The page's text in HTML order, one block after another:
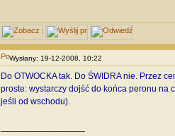
Wysłany: 19-12-2008, 10:22
Do OTWOCKA tak. Do ŚWIDRA nie. Przez
proste: wystarczy dojść do końca peronu na
jeśli od wschodu).